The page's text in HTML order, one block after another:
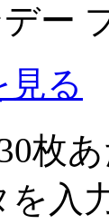
ー
る
30枚
入